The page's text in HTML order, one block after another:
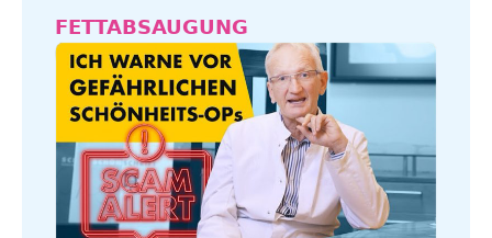
FETTABSAUGUNG